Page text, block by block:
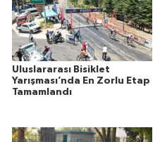
Uluslararası Bisiklet
Yarışması’nda En Zorlu Etap
Tamamlandı